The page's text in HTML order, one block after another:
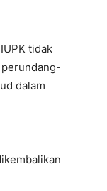
tidak
dalam